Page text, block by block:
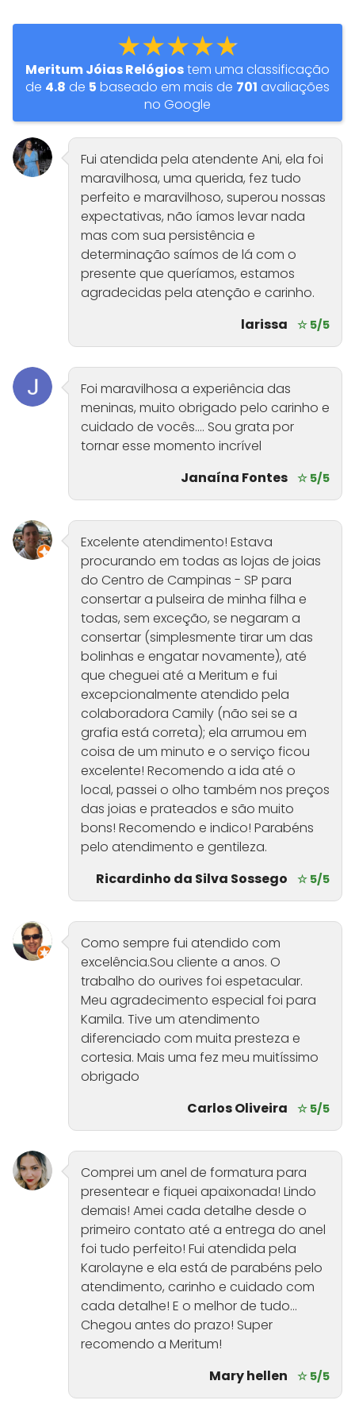
★★★★★
Meritum Jóias Relógiostem uma classificação
de 4.8 de 5 baseado em mais de 701 avaliações
no Google
Fui atendida pela atendente Ani, ela foi
maravilhosa, uma querida, fez tudo
perfeito e maravilhoso, superou nossas
expectativas, não íamos levar nada
mas com sua persistência e
determinação saímos de lá com o
presente que queríamos, estamos
agradecidas pela atenção e carinho.
larissa
☆ 5/5
Foi maravilhosa a experiência das
meninas, muito obrigado pelo carinho e
cuidado de vocês.... Sou grata por
tornar esse momento incrível
Janaína Fontes ☆ 5/5
Excelente atendimento! Estava
procurando em todas as lojas de joias
do Centro de Campinas - SP para
consertar a pulseira de minha filha e
todas, sem exceção, se negaram a
consertar (simplesmente tirar um das
bolinhas e engatar novamente), até
que cheguei até a Meritum e fui
excepcionalmente atendido pela
colaboradora Camily (não sei se a
grafia está correta); ela arrumou em
coisa de um minuto e o serviço ficou
excelente! Recomendo a ida até o
local, passei o olho também nos preços
das joias e prateados e são muito
bons! Recomendo e indico! Parabéns
pelo atendimento e gentileza.
Ricardinho da Silva Sossego
☆ 5/5
Como sempre fui atendido com
excelência.Sou cliente a anos. O
trabalho do ourives foi espetacular.
Meu agradecimento especial foi para
Kamila. Tive um atendimento
diferenciado com muita presteza e
cortesia. Mais uma fez meu muitíssimo
obrigado
Carlos Oliveira
☆ 5/5
Comprei um anel de formatura para
presentear e fiquei apaixonada! Lindo
demais! Amei cada detalhe desde o
primeiro contato até a entrega do anel
foi tudo perfeito! Fui atendida pela
Karolayne e ela está de parabéns pelo
atendimento, carinho e cuidado com
cada detalhe! E o melhor de tudo...
Chegou antes do prazo! Super
recomendo a Meritum!
Mary hellen
☆ 5/5